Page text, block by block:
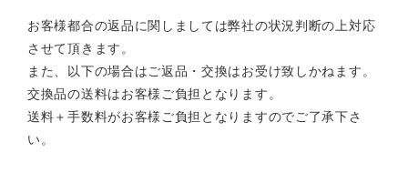
お客様都合の返品に関しましては弊社の状況判断の上対応
させて頂きます。
また、以下の場合はご返品・交換はお受け致しかねます。
交換品の送料はお客様ご負担となります。
送料＋手数料がお客様ご負担となりますのでご了承下さ
い。